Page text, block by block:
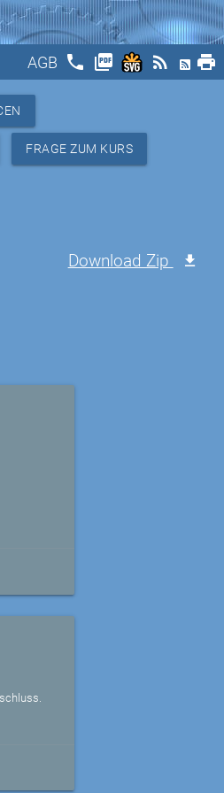
AGB phone picture_as_pdf rss_feed print
FRAGE ZUM KURS
Download Zip